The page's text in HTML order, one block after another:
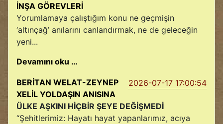
İNŞA GÖREVLERİ
Yorumlamaya çalıştığım konu ne geçmişin
‘altınçağ’ anılarını canlandırmak, ne de geleceğin
yeni...
Devamını oku …
2026-07-17 17:00:54
BERİTAN WELAT-ZEYNEP
XELİL YOLDAŞIN ANISINA
ÜLKE AŞKINI HİÇBİR ŞEYE DEĞİŞMEDİ
“Şehitlerimiz: Hayatı hayat yapanlarımız, acıya